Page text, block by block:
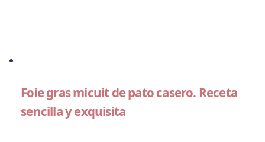
Foie gras micuit de pato casero. Receta
sencilla y exquisita